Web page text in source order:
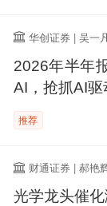
华创证券 | 吴一
2026年半年
AI，抢抓AI
推荐
财通证券 | 郝艳
光学龙头催